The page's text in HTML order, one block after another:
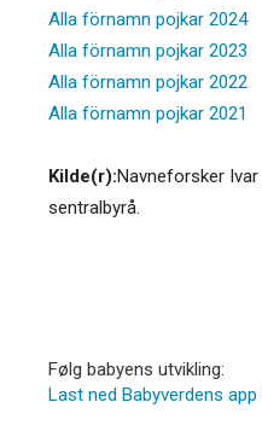
Alla förnamn pojkar 2024
Alla förnamn pojkar 2023
Alla förnamn pojkar 2022
Alla förnamn pojkar 2021
Kilde(r):Navneforsker
sentralbyrå.
Følg babyens utvikling:
Last ned Babyverdens app